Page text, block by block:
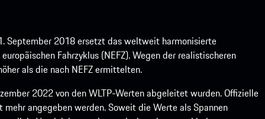
September 2018 ersetzt das weltweit harmonisierte
Fahrzyklus (NEFZ). Wegen der realistischeren
als die nach NEFZ ermittelten.
2022 von den WLTP-Werten abgeleitet wurden. Offizielle
angegeben werden. Soweit die Werte als Spannen